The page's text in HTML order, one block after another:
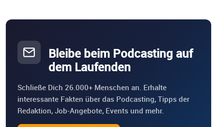
Bleibe beim Podcasting auf
dem Laufenden
Schließe Dich 26.000+ Menschen an. Erhalte
interessante Fakten über das Podcasting, Tipps der
Redaktion, Job-Angebote, Events und mehr.